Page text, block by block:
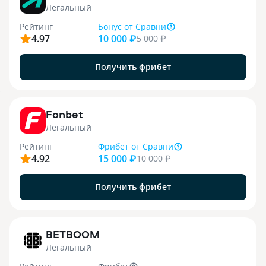
Легальный
Рейтинг
4.97
Бонус от Сравни
10 000 ₽5 000₽
Получить фрибет
Fonbet
Легальный
Рейтинг
4.92
Фрибет от Сравни
15 000 ₽10 000₽
Получить фрибет
BETBOOM
Легальный